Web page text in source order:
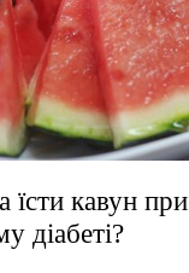
кавун при
діабеті?